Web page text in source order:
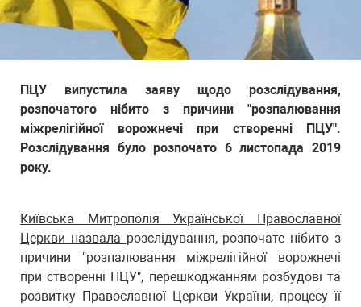
ПЦУ випустила заяву щодо розслідування,
розпочатого нібито з причини "розпалювання
міжрелігійної ворожнечі при створенні ПЦУ".
Розслідування було розпочато 6 листопада 2019
року.
Київська Митрополія Української Православної
Церкви назвала розслідування, розпочате нібито з
причини "розпалювання міжрелігійної ворожнечі
при створенні ПЦУ", перешкоджанням розбудові та
розвитку Православної Церкви України, процесу її